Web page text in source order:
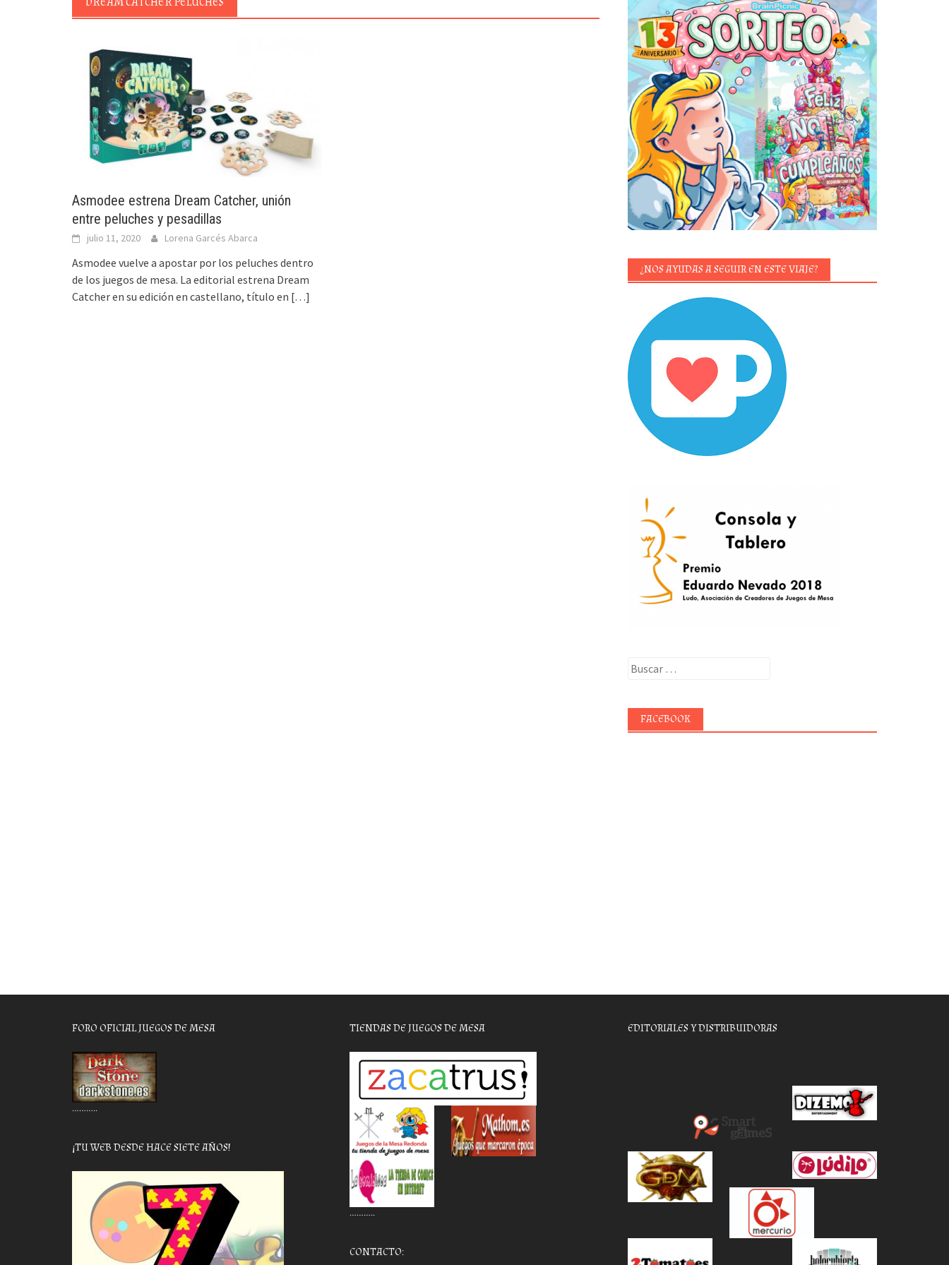
Asmodee estrena Dream Catcher, unión
entre peluches y pesadillas
julio 11, 2020 Lorena Garcés Abarca
Asmodee vuelve a apostar por los peluches dentro
de los juegos de mesa. La editorial estrena Dream
Catcher en su edición en castellano, título en […]
¿NOS AYUDAS A SEGUIR EN ESTE VIAJE?
Buscar:
FACEBOOK
FORO OFICIAL JUEGOS DE MESA
………..
¡TU WEB DESDE HACE SIETE AÑOS!
TIENDAS DE JUEGOS DE MESA
………..
CONTACTO:
EDITORIALES Y DISTRIBUIDORAS